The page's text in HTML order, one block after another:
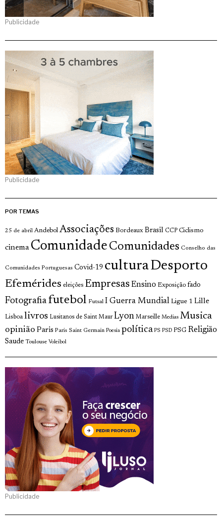
Publicidade
Publicidade
POR TEMAS
25 de abril Andebol Associações Bordeaux Brasil CCP Ciclismo
cinema Comunidade Comunidades Conselho das
Comunidades Portuguesas Covid-19 culturaDesporto
Efemérides eleições Empresas Ensino Exposição fado
Fotografia futebol Futsal I Guerra Mundial Ligue 1 Lille
Lisboa livros Lusitanos de Saint Maur Lyon Marseille Medias Musica
opinião Paris Paris Saint Germain Poesia política PS PSD PSG Religião
Saude Toulouse Voleibol
Publicidade